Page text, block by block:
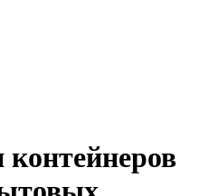
контейнеров